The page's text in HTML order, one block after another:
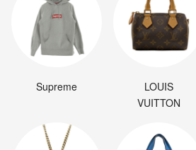
Supreme
LOUIS
VUITTON